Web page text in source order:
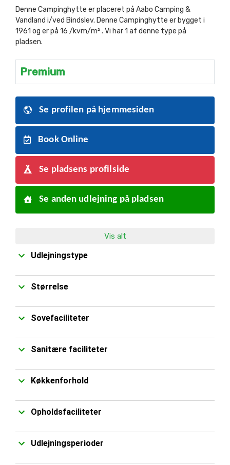
Denne Campinghytte er placeret på Aabo Camping &
Vandland i/ved Bindslev. Denne Campinghytte er bygget i
1961 og er på 16 /kvm/m² . Vi har 1 af denne type på
pladsen.
Premium
Se profilen på hjemmesiden
Book Online
Se pladsens profilside
Se anden udlejning på pladsen
Vis alt
Udlejningstype
Størrelse
Sovefaciliteter
Sanitære faciliteter
Køkkenforhold
Opholdsfaciliteter
Udlejningsperioder